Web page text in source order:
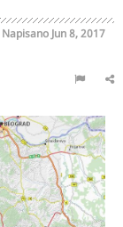
Napisano Jun 8, 2017